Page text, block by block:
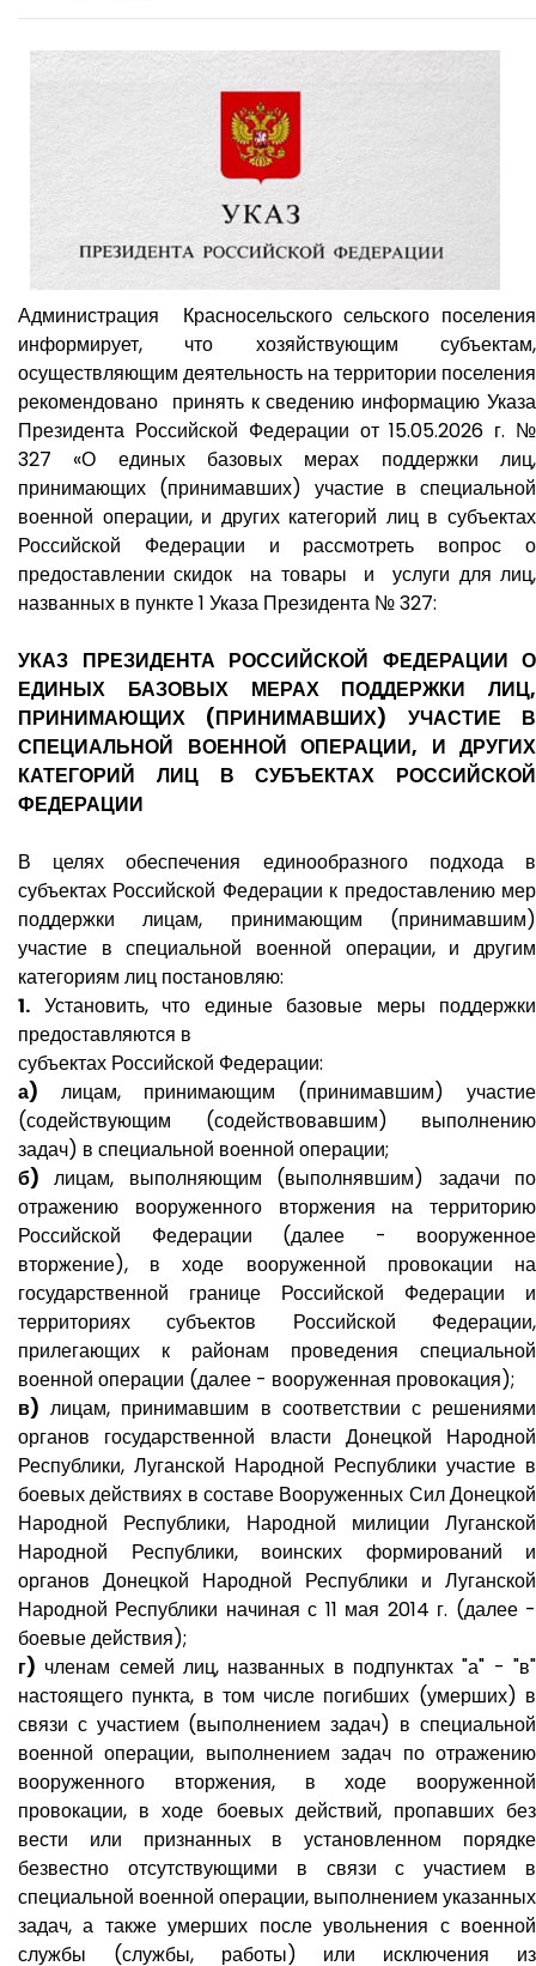
Администрация Красносельского сельского поселения
информирует, что хозяйствующим субъектам,
осуществляющим деятельность на территории поселения
рекомендовано принять к сведению информацию Указа
Президента Российской Федерации от 15.05.2026 г. №
327 «О единых базовых мерах поддержки лиц,
принимающих (принимавших) участие в специальной
военной операции, и других категорий лиц в субъектах
Российской Федерации и рассмотреть вопрос о
предоставлении скидок на товары и услуги для лиц,
названных в пункте 1 Указа Президента № 327:
УКАЗ ПРЕЗИДЕНТА РОССИЙСКОЙ ФЕДЕРАЦИИ О
ЕДИНЫХ БАЗОВЫХ МЕРАХ ПОДДЕРЖКИ ЛИЦ,
ПРИНИМАЮЩИХ (ПРИНИМАВШИХ) УЧАСТИЕ В
СПЕЦИАЛЬНОЙ ВОЕННОЙ ОПЕРАЦИИ, И ДРУГИХ
КАТЕГОРИЙ ЛИЦ В СУБЪЕКТАХ РОССИЙСКОЙ
ФЕДЕРАЦИИ
В целях обеспечения единообразного подхода в
субъектах Российской Федерации к предоставлению мер
поддержки лицам, принимающим (принимавшим)
участие в специальной военной операции, и другим
категориям лиц постановляю:
1. Установить, что единые базовые меры поддержки
предоставляются в
субъектах Российской Федерации:
а) лицам, принимающим (принимавшим) участие
(содействующим (содействовавшим) выполнению
задач) в специальной военной операции;
б) лицам, выполняющим (выполнявшим) задачи по
отражению вооруженного вторжения на территорию
Российской Федерации (далее - вооруженное
вторжение), в ходе вооруженной провокации на
государственной границе Российской Федерации и
территориях субъектов Российской Федерации,
прилегающих к районам проведения специальной
военной операции (далее - вооруженная провокация);
в) лицам, принимавшим в соответствии с решениями
органов государственной власти Донецкой Народной
Республики, Луганской Народной Республики участие в
боевых действиях в составе Вооруженных Сил Донецкой
Народной Республики, Народной милиции Луганской
Народной Республики, воинских формирований и
органов Донецкой Народной Республики и Луганской
Народной Республики начиная с 11 мая 2014 г. (далее -
боевые действия);
г) членам семей лиц, названных в подпунктах "а" - "в"
настоящего пункта, в том числе погибших (умерших) в
связи с участием (выполнением задач) в специальной
военной операции, выполнением задач по отражению
вооруженного вторжения, в ходе вооруженной
провокации, в ходе боевых действий, пропавших без
вести или признанных в установленном порядке
безвестно отсутствующими в связи с участием в
специальной военной операции, выполнением указанных
задач, а также умерших после увольнения с военной
службы (службы, работы) или исключения из